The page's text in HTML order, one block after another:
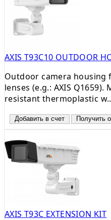
AXIS T93C10 OUTDOOR
Outdoor camera housing
lenses (e.g.: AXIS
resistant thermoplastic w..
Добавить в счет Получить
AXIS T93C EXTENSION KIT